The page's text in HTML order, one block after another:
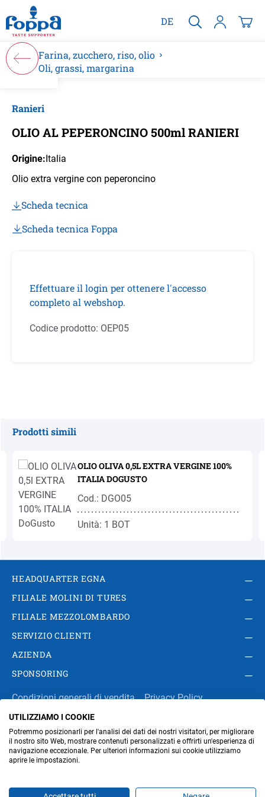
principale
DE
Farina, zucchero, riso, olio
Oli, grassi, margarina
Ranieri
OLIO AL PEPERONCINO 500ml RANIERI
Origine:Italia
Olio extra vergine con peperoncino
Scheda tecnica
Scheda tecnica Foppa
Effettuare il login per ottenere l'accesso
completo al webshop.
Codice prodotto: OEP05
Prodotti simili
OLIO OLIVA 0,5L EXTRA VERGINE 100%
ITALIA DOGUSTO
Cod.: DGO05
Unità: 1 BOT
HEADQUARTER EGNA
FILIALE MOLINI DI TURES
FILIALE MEZZOLOMBARDO
SERVIZIO CLIENTI
AZIENDA
SPONSORING
Condizioni generali di vendita
Privacy Policy
Impressum
Modifica impostazioni dei cookie
Amministrazione
UTILIZZIAMO I COOKIE
Potremmo posizionarli per l'analisi dei dati dei nostri visitatori, per migliorare
il nostro sito Web, mostrare contenuti personalizzati e offrirti un'esperienza di
navigazione eccezionale. Per ulteriori informazioni sui cookie utilizziamo
aprire le impostazioni.